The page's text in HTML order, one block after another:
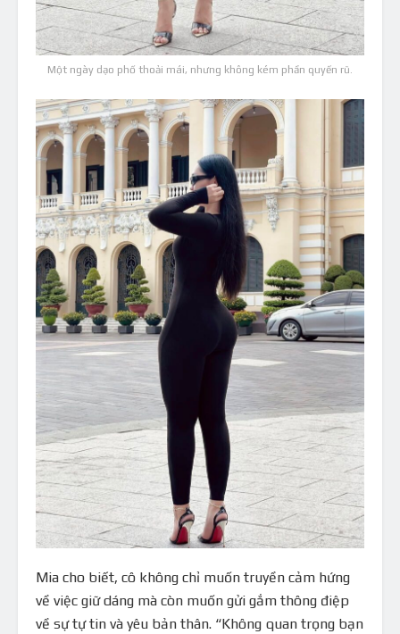
Một ngày dạo phố thoải mái, nhưng không kém phần quyến rũ.
Mia cho biết, cô không chỉ muốn truyền cảm hứng
về việc giữ dáng mà còn muốn gửi gắm thông điệp
về sự tự tin và yêu bản thân. “Không quan trọng bạn